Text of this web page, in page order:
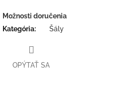
Možnosti doručenia
Kategória: Šály
OPÝTAŤ SA